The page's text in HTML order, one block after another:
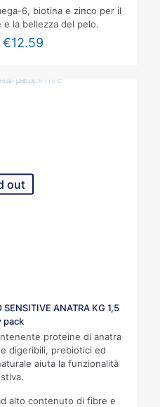
6, biotina e zinco per il
la bellezza del pelo.
€12.59
out
SENSITIVE ANATRA KG 1,5
pack
proteine di anatra
digeribili, prebiotici ed
aiuta la funzionalità
alto contenuto di fibre e